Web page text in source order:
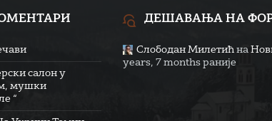
салон у
мушки
“
ДЕШАВАЊА НА
Слободан Милетић на
years, 7 months раније